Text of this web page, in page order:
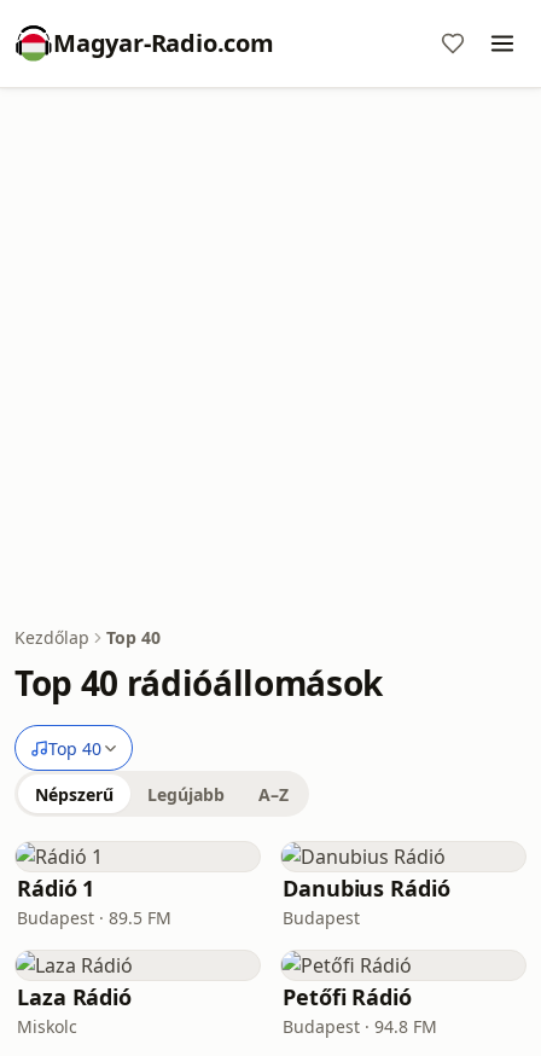
Magyar-Radio.com
Kezdőlap Top 40
Top 40 rádióállomások
Top 40
Népszerű Legújabb A–Z
Rádió 1
Budapest · 89.5 FM
Danubius Rádió
Budapest
Laza Rádió
Miskolc
Petőfi Rádió
Budapest · 94.8 FM